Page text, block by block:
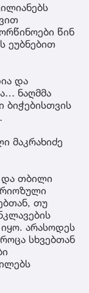
წინ
ეუბნებით
და
ნაღმმა
მაკრახიძე
და თბილი
თუ
არასოდეს
სხვებთან